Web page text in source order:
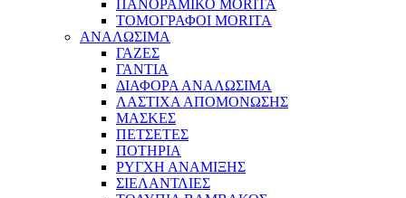
ΠΑΝΟΡΑΜΙΚΟ MORITA
ΤΟΜΟΓΡΑΦΟΙ MORITA
ΑΝΑΛΩΣΙΜΑ
ΓΑΖΕΣ
ΓΑΝΤΙΑ
ΔΙΑΦΟΡΑ ΑΝΑΛΩΣΙΜΑ
ΛΑΣΤΙΧΑ ΑΠΟΜΟΝΩΣΗΣ
ΜΑΣΚΕΣ
ΠΕΤΣΕΤΕΣ
ΠΟΤΗΡΙΑ
ΡΥΓΧΗ ΑΝΑΜΙΞΗΣ
ΣΙΕΛΑΝΤΛΙΕΣ